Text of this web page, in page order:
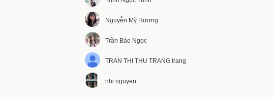
Nguyễn Mỹ Hương
Trần Bảo Ngọc
TRAN THI THU TRANG trang
nhi nguyen